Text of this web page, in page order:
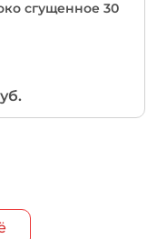
сгущенное 30